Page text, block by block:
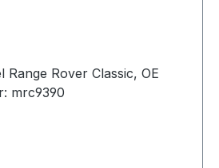
Range Rover Classic, OE
mrc9390